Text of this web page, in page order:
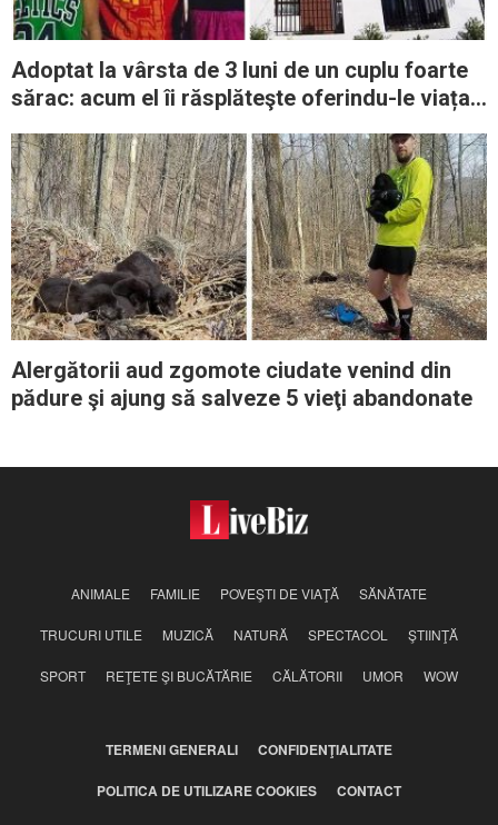
Adoptat la vârsta de 3 luni de un cuplu foarte
sărac: acum el îi răsplăteşte oferindu-le viața
Alergătorii aud zgomote ciudate venind din
pădure şi ajung să salveze 5 vieţi abandonate
ANIMALE FAMILIE POVEŞTI DE VIAŢĂ SĂNĂTATE
TRUCURI UTILE MUZICĂ NATURĂ SPECTACOL ŞTIINŢĂ
SPORT REŢETE ŞI BUCĂTĂRIE CĂLĂTORII UMOR WOW
TERMENI GENERALI CONFIDENŢIALITATE
POLITICA DE UTILIZARE COOKIES CONTACT